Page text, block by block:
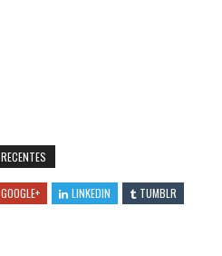
RECENTES
GOOGLE+ LINKEDIN
TUMBLR